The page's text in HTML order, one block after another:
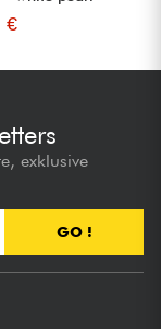
€
exklusive
GO !